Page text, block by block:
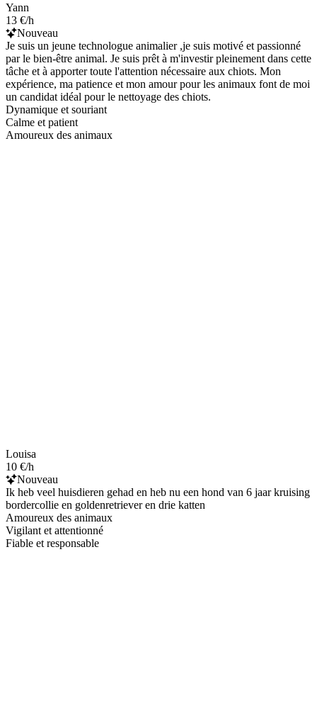
Yann
13 €/h
Nouveau
Je suis un jeune technologue animalier ,je suis motivé et passionné
par le bien-être animal. Je suis prêt à m'investir pleinement dans cette
tâche et à apporter toute l'attention nécessaire aux chiots. Mon
expérience, ma patience et mon amour pour les animaux font de moi
un candidat idéal pour le nettoyage des chiots.
Dynamique et souriant
Calme et patient
Amoureux des animaux
Louisa
10 €/h
Nouveau
Ik heb veel huisdieren gehad en heb nu een hond van 6 jaar kruising
bordercollie en goldenretriever en drie katten
Amoureux des animaux
Vigilant et attentionné
Fiable et responsable